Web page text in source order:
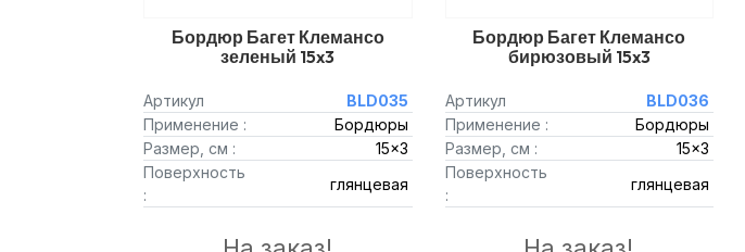
Бордюр Багет Клемансо
зеленый 15x3
Артикул
BLD035
Применение :
Бордюры
Размер, см :
15x3
Поверхность
:
глянцевая
Бордюр Багет Клемансо
бирюзовый 15x3
Артикул
BLD036
Применение :
Бордюры
Размер, см :
15x3
Поверхность
:
глянцевая